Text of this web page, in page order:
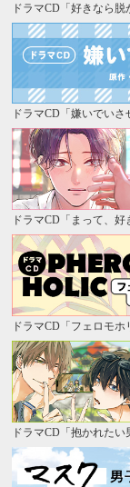
ドラマCD「好きなら脱
ドラマCD「嫌いでいさ
ドラマCD「まって、好
ドラマCD「フェロモホ
ドラマCD「抱かれたい